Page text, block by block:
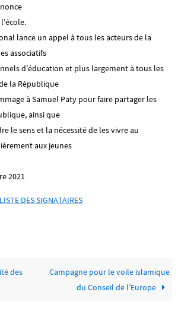
lance un appel à tous les acteurs de la
associatifs
d’éducation et plus largement à tous les
la République
à Samuel Paty pour faire partager les
ainsi que
le sens et la nécessité de les vivre au
aux jeunes
2021
DES SIGNATAIRES
des
Campagne pour le voile islamique
du Conseil de l’Europe